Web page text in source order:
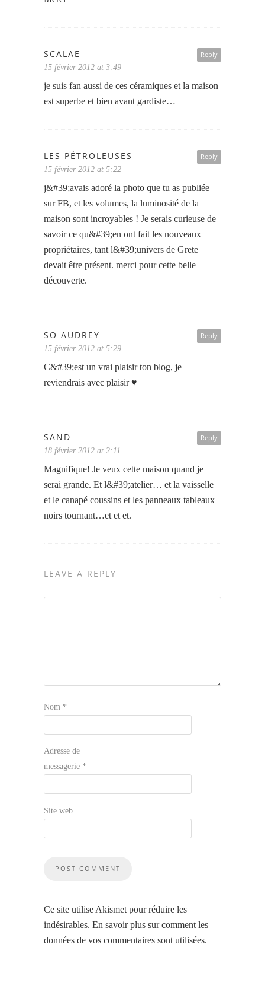
Reply
SCALAË
15 février 2012 at 3:49
je suis fan aussi de ces céramiques et la maison
est superbe et bien avant gardiste…
Reply
LES PÉTROLEUSES
15 février 2012 at 5:22
j&#39;avais adoré la photo que tu as publiée
sur FB, et les volumes, la luminosité de la
maison sont incroyables ! Je serais curieuse de
savoir ce qu&#39;en ont fait les nouveaux
propriétaires, tant l&#39;univers de Grete
devait être présent. merci pour cette belle
découverte.
Reply
SO AUDREY
15 février 2012 at 5:29
C&#39;est un vrai plaisir ton blog, je
reviendrais avec plaisir ♥
Reply
SAND
18 février 2012 at 2:11
Magnifique! Je veux cette maison quand je
serai grande. Et l&#39;atelier… et la vaisselle
et le canapé coussins et les panneaux tableaux
noirs tournant…et et et.
LEAVE A REPLY
Nom *
Adresse de
messagerie *
Site web
Ce site utilise Akismet pour réduire les
indésirables. En savoir plus sur comment les
données de vos commentaires sont utilisées.